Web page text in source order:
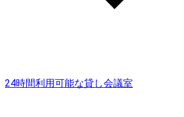
24時間利用可能な貸し会議室